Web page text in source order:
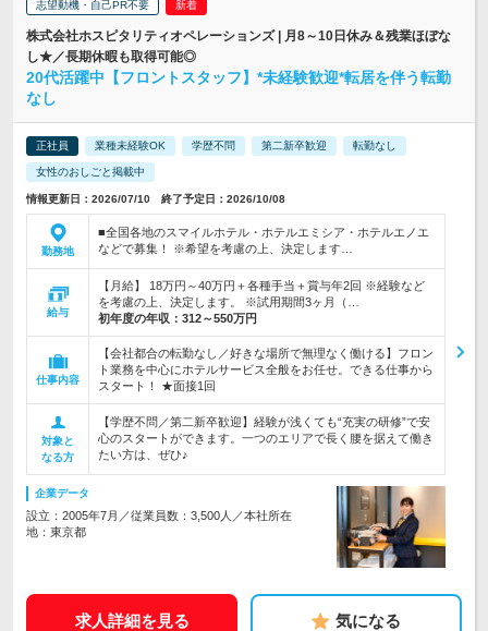
志望動機・自己PR不要
株式会社ホスピタリティオペレーションズ | 月8～10日休み＆残業ほぼな
し★／長期休暇も取得可能◎
20代活躍中【フロントスタッフ】*未経験歓迎*転居を伴う転勤
なし
正社員 業種未経験OK 学歴不問 第二新卒歓迎 転勤なし
女性のおしごと掲載中
情報更新日：2026/07/10 終了予定日：2026/10/08
勤務地
■全国各地のスマイルホテル・ホテルエミシア・ホテルエノエ
などで募集！ ※希望を考慮の上、決定します…
給与
【月給】 18万円～40万円＋各種手当＋賞与年2回 ※経験など
を考慮の上、決定します。 ※試用期間3ヶ月（…
初年度の年収： 312～550万円
仕事内容
【会社都合の転勤なし／好きな場所で無理なく働ける】フロン
ト業務を中心にホテルサービス全般をお任せ。できる仕事から
スタート！ ★面接1回
対象と
なる方
【学歴不問／第二新卒歓迎】経験が浅くても“充実の研修”で安
心のスタートができます。一つのエリアで長く腰を据えて働き
たい方は、ぜひ♪
企業データ
設立：2005年7月／従業員数：3,500人／本社所在
地：東京都
求人詳細を見る 気になる